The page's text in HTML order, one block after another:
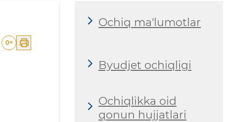
0+
Ochiq ma'lumotlar
Byudjet ochiqligi
Ochiqlikka oid
qonun hujjatlari